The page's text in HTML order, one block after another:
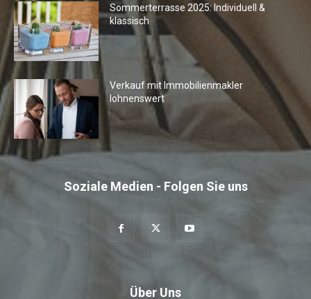
Sommerterrasse 2025: Individuell &
klassisch
Verkauf mit Immobilienmakler
lohnenswert
Soziale Medien - Folgen Sie uns
Über Uns